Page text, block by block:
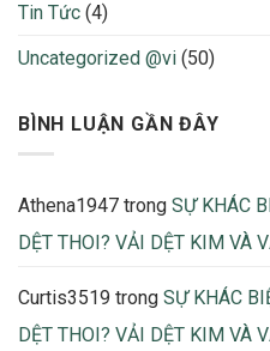
Tin Tức (4)
Uncategorized @vi (50)
BÌNH LUẬN GẦN ĐÂY
Athena1947 trong SỰ KHÁC
DỆT THOI? VẢI DỆT KIM VÀ
Curtis3519 trong SỰ KHÁC
DỆT THOI? VẢI DỆT KIM VÀ